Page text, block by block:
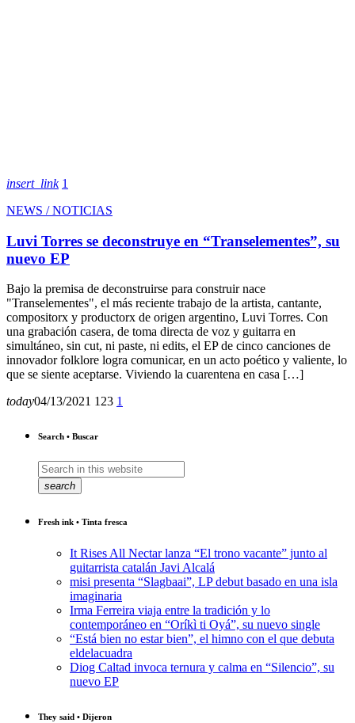
insert_link 1
NEWS / NOTICIAS
Luvi Torres se deconstruye en “Transelementes”, su
nuevo EP
Bajo la premisa de deconstruirse para construir nace
"Transelementes", el más reciente trabajo de la artista, cantante,
compositorx y productorx de origen argentino, Luvi Torres. Con
una grabación casera, de toma directa de voz y guitarra en
simultáneo, sin cut, ni paste, ni edits, el EP de cinco canciones de
innovador folklore logra comunicar, en un acto poético y valiente, lo
que se siente aceptarse. Viviendo la cuarentena en casa […]
today04/13/2021 123 1
Search • Buscar
search
Fresh ink • Tinta fresca
It Rises All Nectar lanza “El trono vacante” junto al
guitarrista catalán Javi Alcalá
misi presenta “Slagbaai”, LP debut basado en una isla
imaginaria
Irma Ferreira viaja entre la tradición y lo
contemporáneo en “Oríkì ti Oyá”, su nuevo single
“Está bien no estar bien”, el himno con el que debuta
eldelacuadra
Diog Caltad invoca ternura y calma en “Silencio”, su
nuevo EP
They said • Dijeron